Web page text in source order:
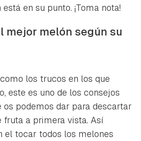
en su punto. ¡Toma nota!
mejor melón según su
los trucos en los que
este es uno de los consejos
os podemos dar para descartar
fruta a primera vista. Así
el tocar todos los melones